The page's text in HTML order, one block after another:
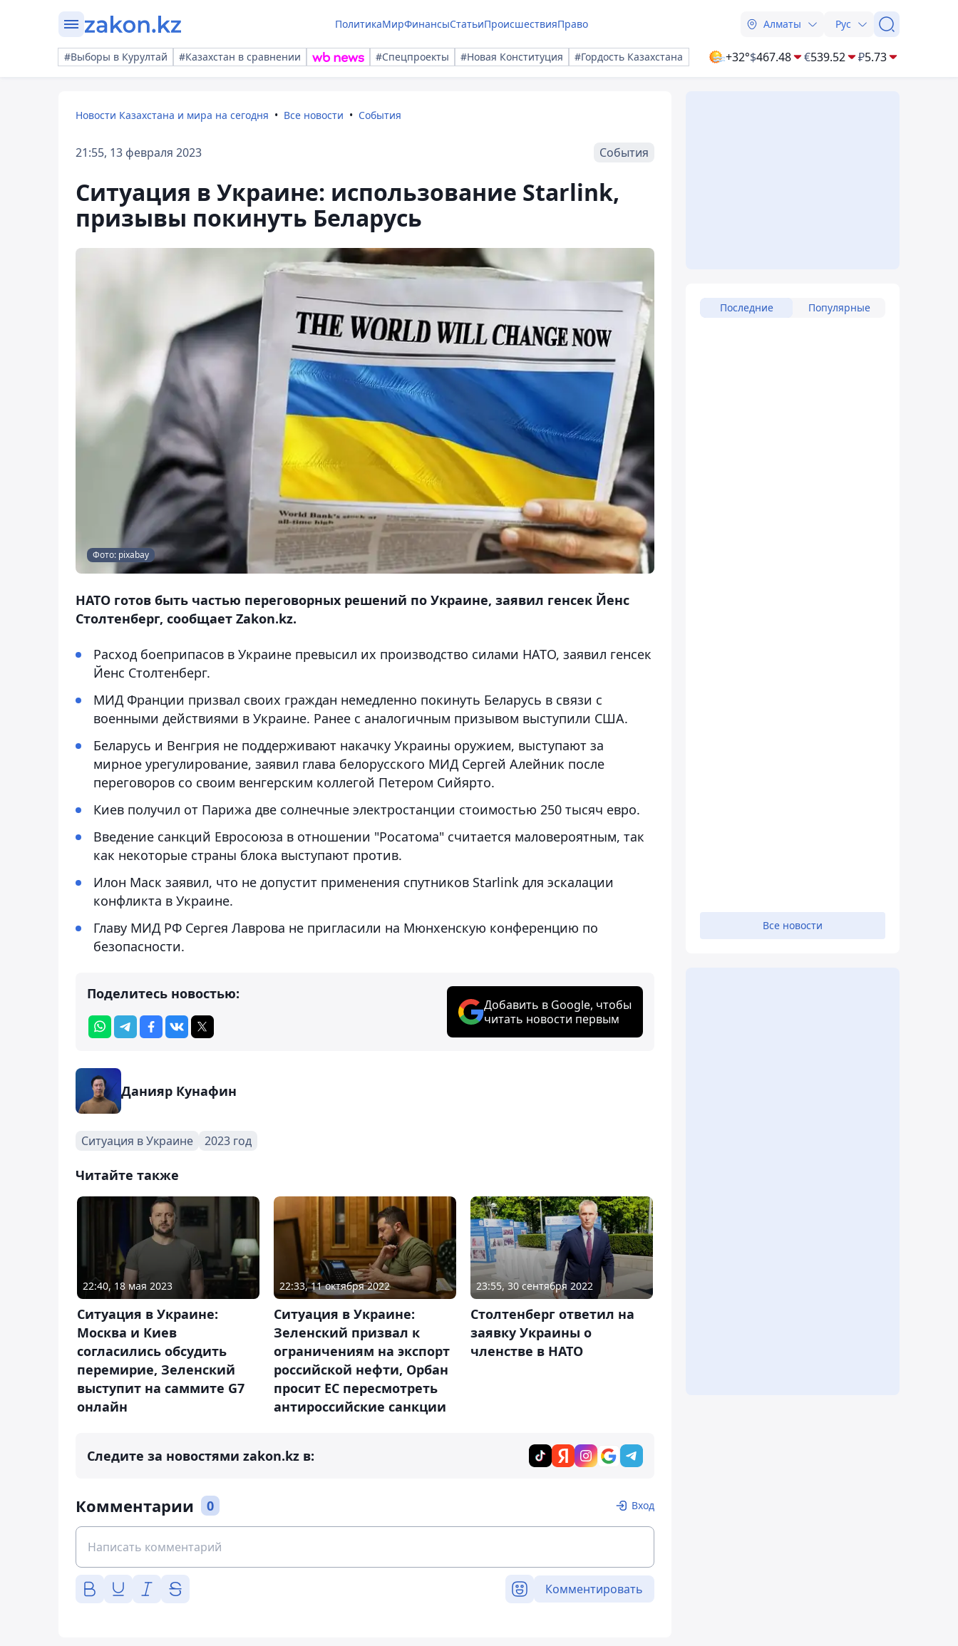
ПолитикаМирФинансыСтатьиПроисшествияПраво Алматы Рус
#Выборы в Курултай #Казахстан в сравнении #Спецпроекты #Новая Конституция #Гордость Казахстана +32°$467.48 €539.52 ₽5.73
Новости Казахстана и мира на сегодня Все новости События
21:55, 13 февраля 2023 События
Ситуация в Украине: использование Starlink,
призывы покинуть Беларусь
Фото: pixabay
НАТО готов быть частью переговорных решений по Украине, заявил генсек Йенс
Столтенберг, сообщает Zakon.kz.
Расход боеприпасов в Украине превысил их производство силами НАТО, заявил генсек
Йенс Столтенберг.
МИД Франции призвал своих граждан немедленно покинуть Беларусь в связи с
военными действиями в Украине. Ранее с аналогичным призывом выступили США.
Беларусь и Венгрия не поддерживают накачку Украины оружием, выступают за
мирное урегулирование, заявил глава белорусского МИД Сергей Алейник после
переговоров со своим венгерским коллегой Петером Сийярто.
Киев получил от Парижа две солнечные электростанции стоимостью 250 тысяч евро.
Введение санкций Евросоюза в отношении "Росатома" считается маловероятным, так
как некоторые страны блока выступают против.
Илон Маск заявил, что не допустит применения спутников Starlink для эскалации
конфликта в Украине.
Главу МИД РФ Сергея Лаврова не пригласили на Мюнхенскую конференцию по
безопасности.
Поделитесь новостью:
Добавить в Google, чтобы
читать новости первым
Данияр Кунафин
Ситуация в Украине 2023 год
Читайте также
22:40, 18 мая 2023
Ситуация в Украине:
Москва и Киев
согласились обсудить
перемирие, Зеленский
выступит на саммите G7
онлайн
22:33, 11 октября 2022
Ситуация в Украине:
Зеленский призвал к
ограничениям на экспорт
российской нефти, Орбан
просит ЕС пересмотреть
антироссийские санкции
23:55, 30 сентября 2022
Столтенберг ответил на
заявку Украины о
членстве в НАТО
Следите за новостями zakon.kz в:
Комментарии 0 Вход
Комментировать
Последние Популярные
Все новости